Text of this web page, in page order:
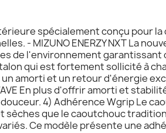
spécialement conçu pour
- MIZUNO ENERZY NXT La
de l'environnement
qui est fortement sollicité à
un amorti et un retour d'énergie
En plus d'offrir amorti et
4) Adhérence Wgrip Le
sèches que le caoutchouc
Ce modèle présente une